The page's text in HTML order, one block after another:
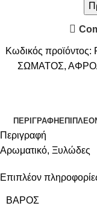
Κωδικός προϊόντος:
ΣΩΜΑΤΟΣ,
ΠΕΡΙΓΡΑΦΉ
Περιγραφή
Αρωματικό, Ξυλώδες
Επιπλέον
ΒΆΡΟΣ